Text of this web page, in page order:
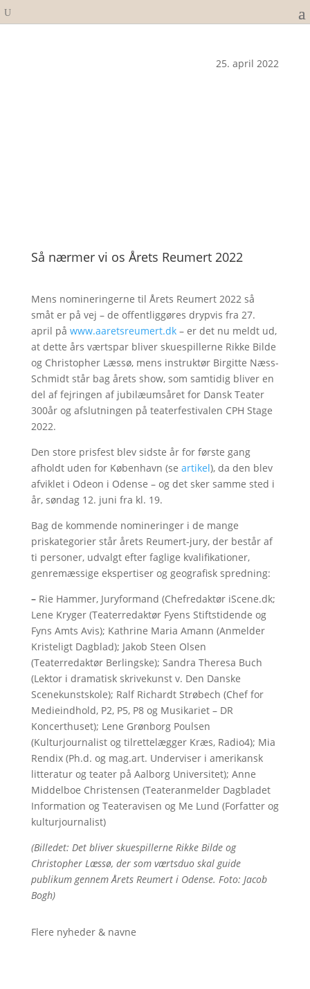
25. april 2022
Så nærmer vi os Årets Reumert 2022
Mens nomineringerne til Årets Reumert 2022 så
småt er på vej – de offentliggøres drypvis fra 27.
april på www.aaretsreumert.dk– er det nu meldt ud,
at dette års værtspar bliver skuespillerne Rikke Bilde
og Christopher Læssø, mens instruktør Birgitte Næss-
Schmidt står bag årets show, som samtidig bliver en
del af fejringen af jubilæumsåret for Dansk Teater
300år og afslutningen på teaterfestivalen CPH Stage
2022.
Den store prisfest blev sidste år for første gang
afholdt uden for København (se artikel), da den blev
afviklet i Odeon i Odense – og det sker samme sted i
år, søndag 12. juni fra kl. 19.
Bag de kommende nomineringer i de mange
priskategorier står årets Reumert-jury, der består af
ti personer, udvalgt efter faglige kvalifikationer,
genremæssige ekspertiser og geografisk spredning:
– Rie Hammer, Juryformand (Chefredaktør iScene.dk;
Lene Kryger (Teaterredaktør Fyens Stiftstidende og
Fyns Amts Avis); Kathrine Maria Amann (Anmelder
Kristeligt Dagblad); Jakob Steen Olsen
(Teaterredaktør Berlingske); Sandra Theresa Buch
(Lektor i dramatisk skrivekunst v. Den Danske
Scenekunstskole); Ralf Richardt Strøbech (Chef for
Medieindhold, P2, P5, P8 og Musikariet – DR
Koncerthuset); Lene Grønborg Poulsen
(Kulturjournalist og tilrettelægger Kræs, Radio4); Mia
Rendix (Ph.d. og mag.art. Underviser i amerikansk
litteratur og teater på Aalborg Universitet); Anne
Middelboe Christensen (Teateranmelder Dagbladet
Information og Teateravisen og Me Lund (Forfatter og
kulturjournalist)
(Billedet: Det bliver skuespillerne Rikke Bilde og
Christopher Læssø, der som værtsduo skal guide
publikum gennem Årets Reumert i Odense. Foto: Jacob
Bogh)
Flere nyheder & navne